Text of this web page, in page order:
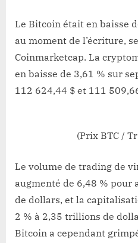
Le Bitcoin était en baisse
au moment de l’écriture,
Coinmarketcap. La
en baisse de 3,61 % sur
112 624,44 $ et 111
(Prix BTC /
Le volume de trading de
augmenté de 6,48 %
de dollars, et la
2 % à 2,35 trillions de
Bitcoin a cependant